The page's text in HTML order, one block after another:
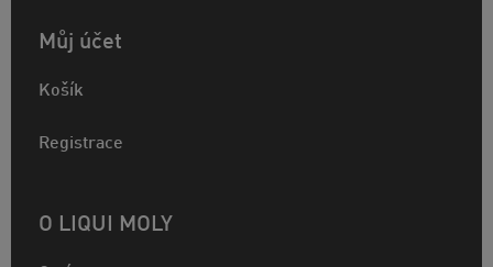
Můj účet
Košík
Registrace
O LIQUI MOLY